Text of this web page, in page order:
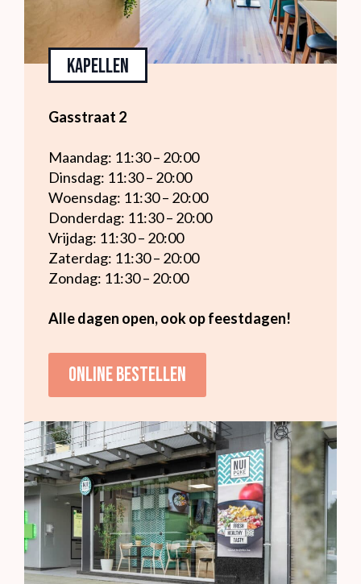
Kapellen
Gasstraat 2
Maandag: 11:30 – 20:00
Dinsdag: 11:30 – 20:00
Woensdag: 11:30 – 20:00
Donderdag: 11:30 – 20:00
Vrijdag: 11:30 – 20:00
Zaterdag: 11:30 – 20:00
Zondag: 11:30 – 20:00
Alle dagen open, ook op feestdagen!
Online bestellen